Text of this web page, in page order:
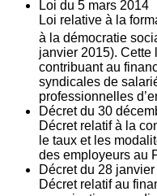
Loi du 5 mars 2014
Loi relative à la
à la démocratie
janvier 2015). Cette
contribuant au
syndicales de
professionnelles
Décret du 30
Décret relatif à la
le taux et les
des employeurs au
Décret du 28
Décret relatif au